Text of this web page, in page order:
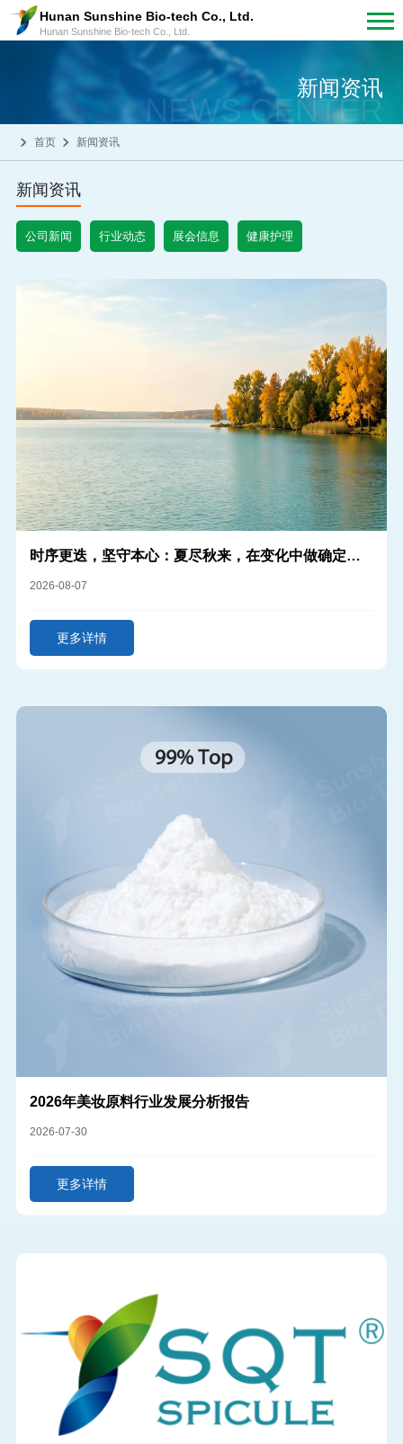
Hunan Sunshine Bio-tech Co., Ltd.
Hunan Sunshine Bio-tech Co., Ltd.
新闻资讯
NEWS CENTER
首页 新闻资讯
新闻资讯
公司新闻 行业动态 展会信息 健康护理
时序更迭，坚守本心：夏尽秋来，在变化中做确定的
事
2026-08-07
更多详情
2026年美妆原料行业发展分析报告
2026-07-30
更多详情